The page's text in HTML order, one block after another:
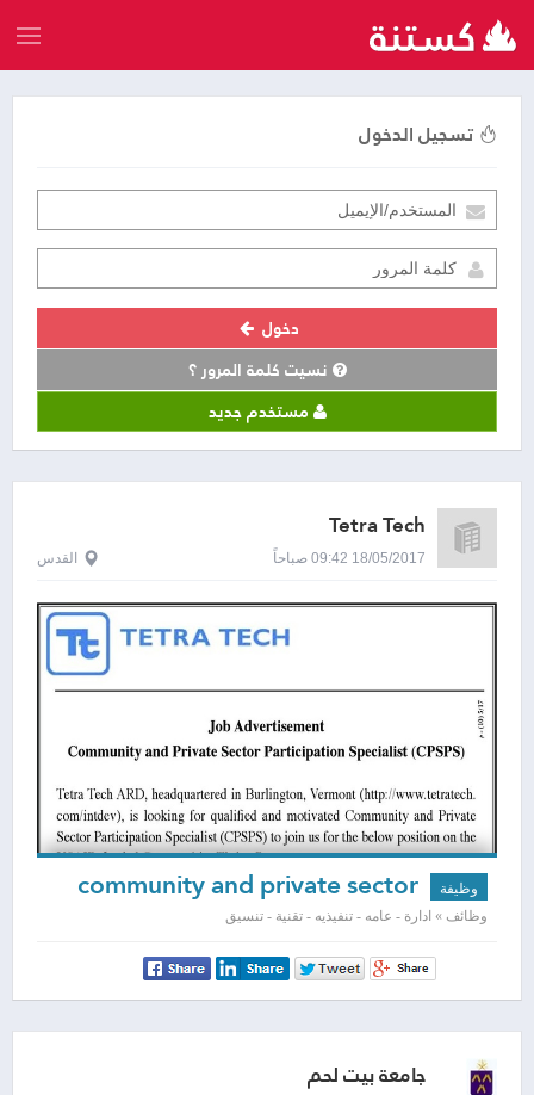
تسجيل الدخول
دخول
نسيت كلمة المرور ؟
مستخدم جديد
Tetra Tech
18/05/2017 09:42 صباحاً القدس
وظيفة community and private sector
participation specialist
وظائف » ادارة - عامه - تنفيذيه - تقنية - تنسيق
جامعة بيت لحم